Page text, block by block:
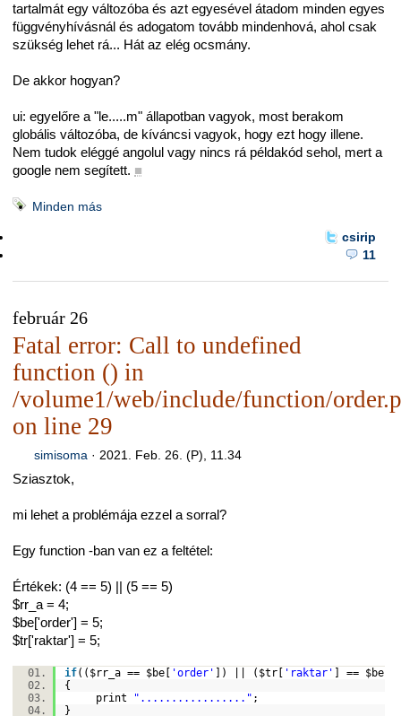
tartalmát egy változóba és azt egyesével átadom minden egyes
függvényhívásnál és adogatom tovább mindenhová, ahol csak
szükség lehet rá... Hát az elég ocsmány.
De akkor hogyan?
ui: egyelőre a "le.....m" állapotban vagyok, most berakom
globális változóba, de kíváncsi vagyok, hogy ezt hogy illene.
Nem tudok eléggé angolul vagy nincs rá példakód sehol, mert a
google nem segített. ■
Minden más
csirip
11
február 26
Fatal error: Call to undefined
function () in
/volume1/web/include/function/
on line 29
simisoma · 2021. Feb. 26. (P), 11.34
Sziasztok,
mi lehet a problémája ezzel a sorral?
Egy function -ban van ez a feltétel:
Értékek: (4 == 5) || (5 == 5)
$rr_a = 4;
$be['order'] = 5;
$tr['raktar'] = 5;
if(( $rr_a == $be 'order' ]) || ( $tr 'raktar' ] == $be
{
print
"................." ;
}